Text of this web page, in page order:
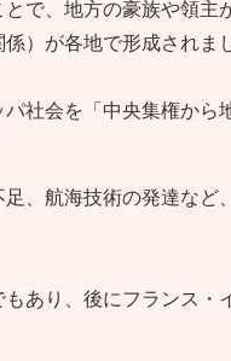
で、地方の豪族や領主
係）が各地で形成されま
社会を「中央集権から
、航海技術の発達など
あり、後にフランス・